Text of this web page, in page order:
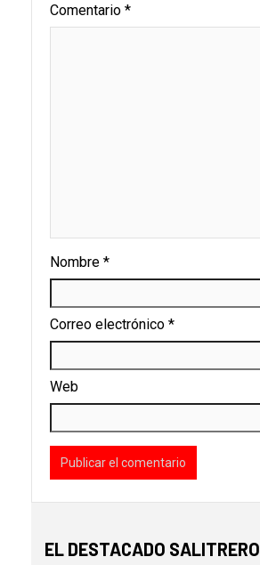
Comentario *
Nombre *
Correo electrónico *
Web
EL DESTACADO SALITRERO